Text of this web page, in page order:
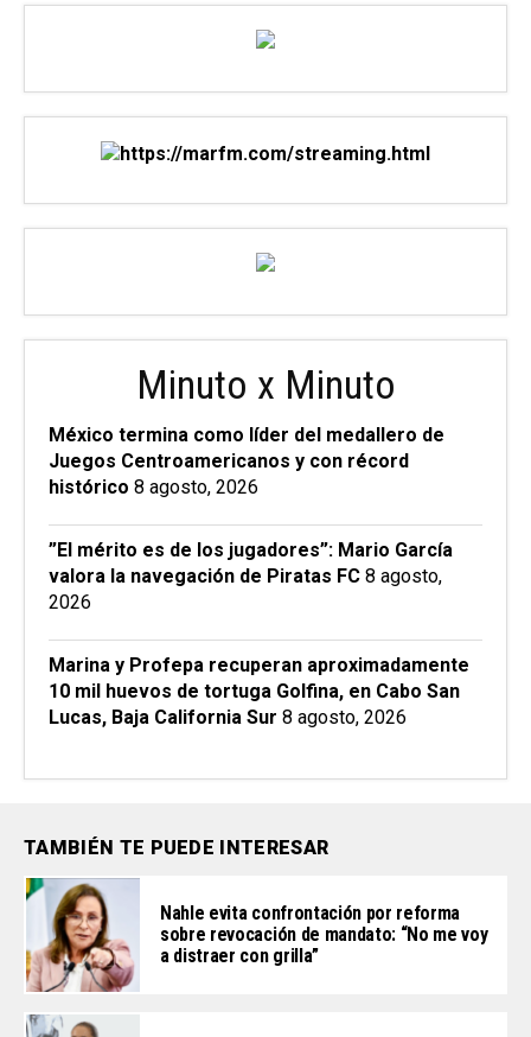
Minuto x Minuto
México termina como líder del medallero de
Juegos Centroamericanos y con récord
histórico 8 agosto, 2026
”El mérito es de los jugadores”: Mario García
valora la navegación de Piratas FC 8 agosto,
2026
Marina y Profepa recuperan aproximadamente
10 mil huevos de tortuga Golfina, en Cabo San
Lucas, Baja California Sur 8 agosto, 2026
TAMBIÉN TE PUEDE INTERESAR
Nahle evita confrontación por reforma
sobre revocación de mandato: “No me voy
a distraer con grilla”